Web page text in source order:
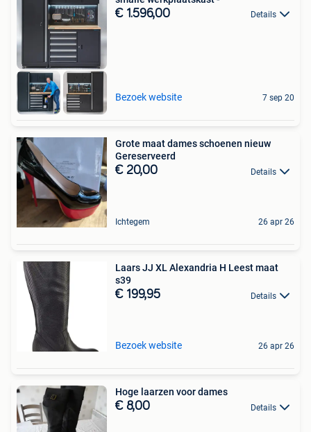
€ 1.596,00 Details
Bezoek website 7 sep 20
Grote maat dames schoenen nieuw
Gereserveerd
€ 20,00 Details
Ichtegem 26 apr 26
Laars JJ XL Alexandria H Leest maat
s39
€ 199,95 Details
Bezoek website 26 apr 26
Hoge laarzen voor dames
€ 8,00 Details